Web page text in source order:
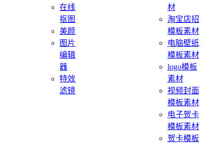
在线
抠图
美颜
图片
编辑
器
特效
滤镜
材
淘宝店招
模板素材
电脑壁纸
模板素材
logo模板
素材
视频封面
模板素材
电子贺卡
模板素材
贺卡模板